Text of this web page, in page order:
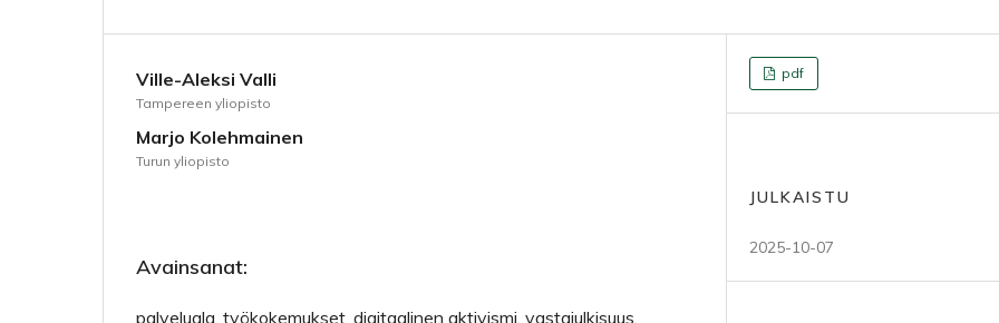
Ville-Aleksi Valli
Tampereen yliopisto
Marjo Kolehmainen
Turun yliopisto
Avainsanat:
palveluala, työkokemukset, digitaalinen aktivismi, vastajulkisuus,
pdf
JULKAISTU
2025-10-07